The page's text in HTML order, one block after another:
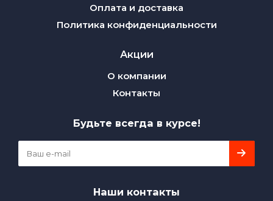
Оплата и доставка
Политика конфиденциальности
Акции
О компании
Контакты
Будьте всегда в курсе!
Наши контакты